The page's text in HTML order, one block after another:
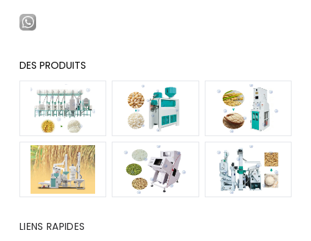
DES PRODUITS
LIENS RAPIDES